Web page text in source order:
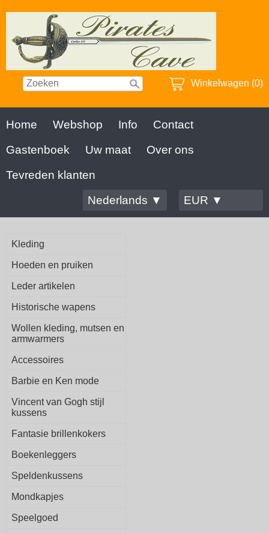
Winkelwagen (0)
Home Webshop Info
Contact
Gastenboek
Uw maat
Over ons
Tevreden klanten
Nederlands ▼
EUR ▼
Kleding
Hoeden en pruiken
Leder artikelen
Historische wapens
Wollen kleding, mutsen en
armwarmers
Accessoires
Barbie en Ken mode
Vincent van Gogh stijl
kussens
Fantasie brillenkokers
Boekenleggers
Speldenkussens
Mondkapjes
Speelgoed